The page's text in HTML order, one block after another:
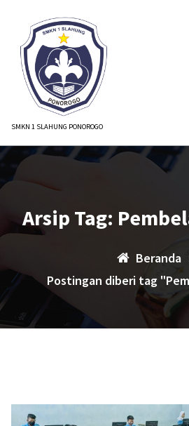
konten
SMKN 1 SLAHUNG PONOROGO
Arsip Tag:
Beranda
Postingan diberi tag